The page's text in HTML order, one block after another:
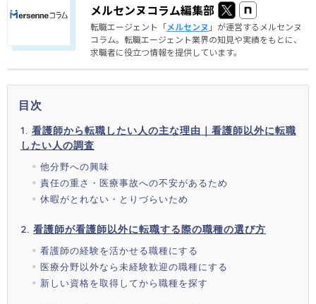
メルセンヌコラム編集部
転職エージェント「メルセンヌ 」が運営するメルセンヌ
コラム。転職エージェント業界の知見や実績をもとに、
求職者に役立つ情報を提供しています。
目次
看護師から転職したい人の主な理由｜看護師以外に転職
したい人の調査
他分野への興味
責任の重さ・医療事故への不安があるため
休暇がとれない・とりづらいため
看護師が看護師以外に転職する際の職種の選び方
看護師の経験を活かせる職種にする
医療分野以外なら未経験歓迎の職種にする
新しい資格を取得してから職種を探す